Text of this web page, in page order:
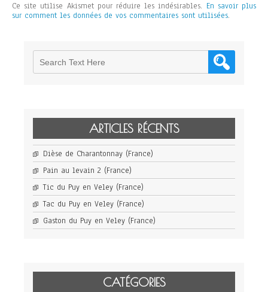
Ce site utilise Akismet pour réduire les indésirables. En savoir plus
sur comment les données de vos commentaires sont utilisées.
ARTICLES RÉCENTS
Dièse de Charantonnay (France)
Pain au levain 2 (France)
Tic du Puy en Veley (France)
Tac du Puy en Veley (France)
Gaston du Puy en Veley (France)
CATÉGORIES